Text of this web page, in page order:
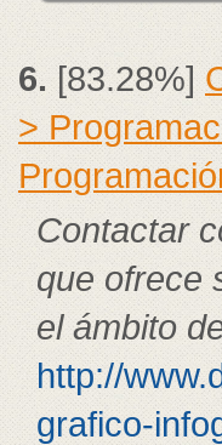
6. [83.28%]
>
Contactar
que ofrece
el ámbito
http://
grafico-